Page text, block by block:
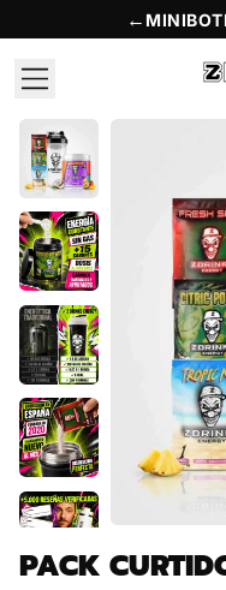
←
MENÚ
PACK